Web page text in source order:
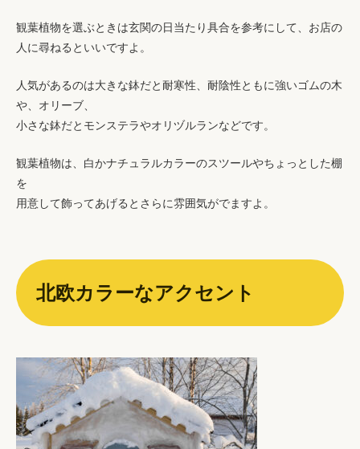
観葉植物を選ぶときは玄関の日当たり具合を参考にして、お店の
人に尋ねるといいですよ。
人気があるのは大きな鉢だと耐寒性、耐陰性ともに強いゴムの木
や、オリーブ、
小さな鉢だとモンステラやオリヅルランなどです。
観葉植物は、白かナチュラルカラーのスツールやちょっとした棚
を
用意して飾ってあげるとさらに雰囲気がでますよ。
北欧カラーなアクセント